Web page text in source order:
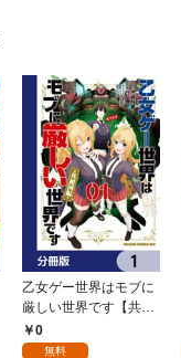
乙女ゲー世界はモブに
厳しい世界です【共和
国編】【分冊版】 1
0
無料